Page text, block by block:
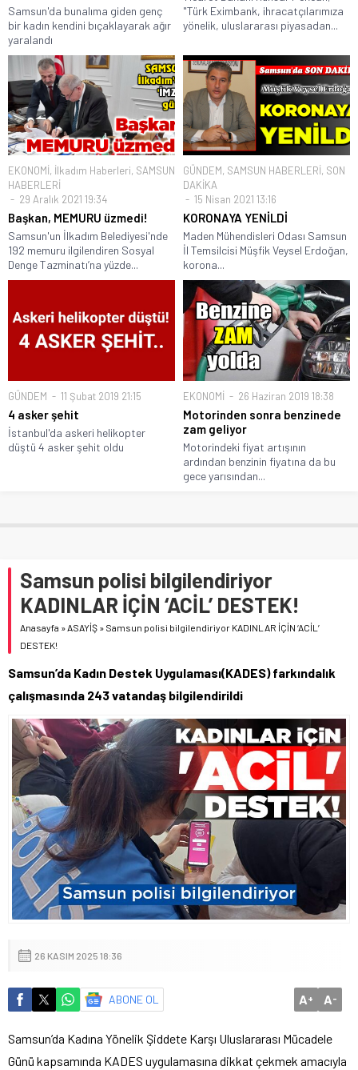
Samsun'da bunalıma giden genç
bir kadın kendini bıçaklayarak ağır
yaralandı
"Türk Eximbank, ihracatçılarımıza
yönelik, uluslararası piyasadan...
EKONOMİ, İlkadım Haberleri, SAMSUN
HABERLERİ
29 Aralık 2021 19:34
Başkan, MEMURU üzmedi!
Samsun'un İlkadım Belediyesi'nde
192 memuru ilgilendiren Sosyal
Denge Tazminatı’na yüzde...
GÜNDEM, SAMSUN HABERLERİ, SON
DAKİKA
15 Nisan 2021 13:16
KORONAYA YENİLDİ
Maden Mühendisleri Odası Samsun
İl Temsilcisi Müşfik Veysel Erdoğan,
korona...
GÜNDEM 11 Şubat 2019 21:15
4 asker şehit
İstanbul'da askeri helikopter
düştü 4 asker şehit oldu
EKONOMİ 26 Haziran 2019 18:38
Motorinden sonra benzinede
zam geliyor
Motorindeki fiyat artışının
ardından benzinin fiyatına da bu
gece yarısından...
Samsun polisi bilgilendiriyor
KADINLAR İÇİN ‘ACİL’ DESTEK!
Anasayfa » ASAYİŞ » Samsun polisi bilgilendiriyor KADINLAR İÇİN ‘ACİL’
DESTEK!
Samsun’da Kadın Destek Uygulaması(KADES) farkındalık
çalışmasında 243 vatandaş bilgilendirildi
26 KASIM 2025 18:36
ABONE OL A+ A-
Samsun’da Kadına Yönelik Şiddete Karşı Uluslararası Mücadele
Günü kapsamında KADES uygulamasına dikkat çekmek amacıyla